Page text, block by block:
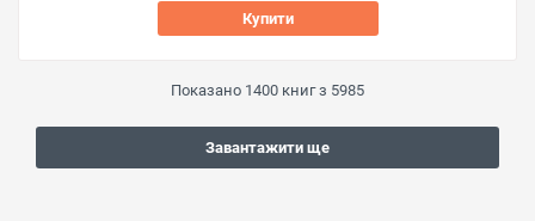
Купити
Показано 1400 книг з 5985
Завантажити ще